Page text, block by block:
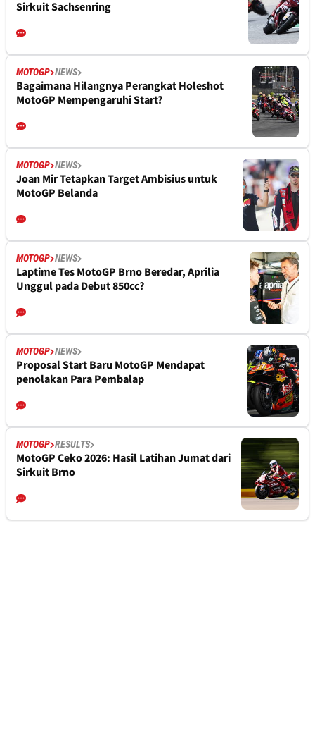
Sirkuit Sachsenring
MOTOGP NEWS
Bagaimana Hilangnya Perangkat Holeshot
MotoGP Mempengaruhi Start?
MOTOGP NEWS
Joan Mir Tetapkan Target Ambisius untuk
MotoGP Belanda
MOTOGP NEWS
Laptime Tes MotoGP Brno Beredar, Aprilia
Unggul pada Debut 850cc?
MOTOGP NEWS
Proposal Start Baru MotoGP Mendapat
penolakan Para Pembalap
MOTOGP RESULTS
MotoGP Ceko 2026: Hasil Latihan Jumat dari
Sirkuit Brno